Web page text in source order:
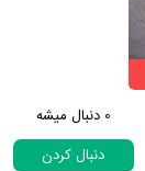
0 دنبال میشه
دنبال کردن